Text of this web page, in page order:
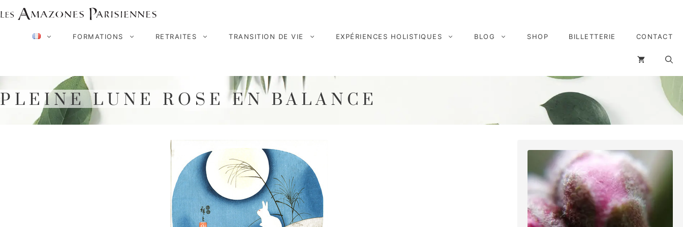
Aller
FORMATIONS RETRAITES TRANSITION DE VIE EXPÉRIENCES HOLISTIQUES BLOG SHOP BILLETTERIE CONTACT
PLEINE LUNE ROSE EN BALANCE